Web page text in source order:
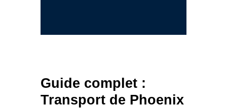
Guide complet :
Transport de Phoenix